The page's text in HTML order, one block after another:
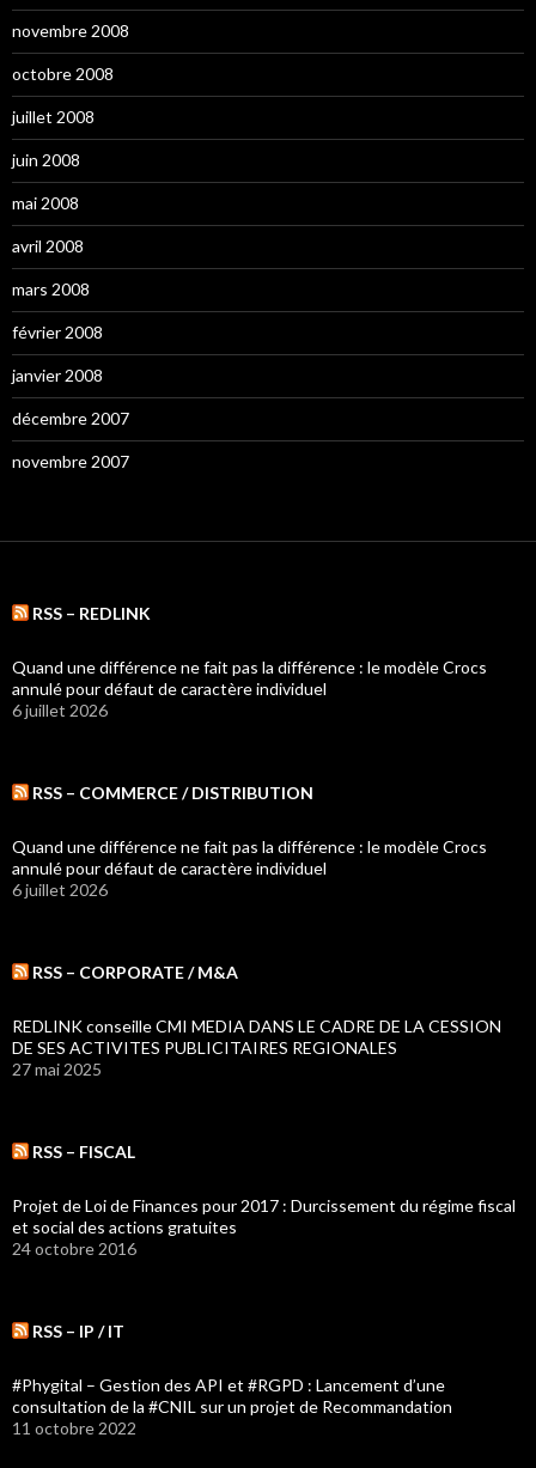
novembre 2008
octobre 2008
juillet 2008
juin 2008
mai 2008
avril 2008
mars 2008
février 2008
janvier 2008
décembre 2007
novembre 2007
RSS – REDLINK
Quand une différence ne fait pas la différence : le modèle Crocs
annulé pour défaut de caractère individuel
6 juillet 2026
RSS – COMMERCE / DISTRIBUTION
Quand une différence ne fait pas la différence : le modèle Crocs
annulé pour défaut de caractère individuel
6 juillet 2026
RSS – CORPORATE / M&A
REDLINK conseille CMI MEDIA DANS LE CADRE DE LA CESSION
DE SES ACTIVITES PUBLICITAIRES REGIONALES
27 mai 2025
RSS – FISCAL
Projet de Loi de Finances pour 2017 : Durcissement du régime fiscal
et social des actions gratuites
24 octobre 2016
RSS – IP / IT
#Phygital – Gestion des API et #RGPD : Lancement d’une
consultation de la #CNIL sur un projet de Recommandation
11 octobre 2022